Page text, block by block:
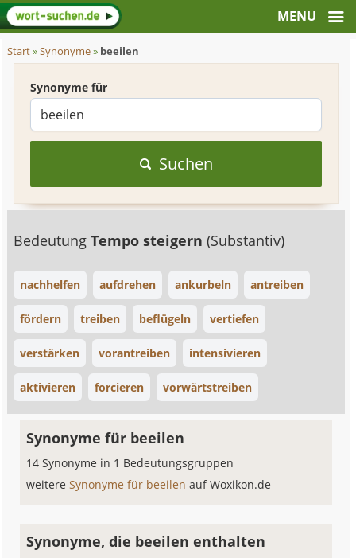
Start»Synonyme» beeilen
Synonyme für
Suchen
BedeutungTempo steigern(Substantiv)
nachhelfen aufdrehen ankurbeln antreiben
fördern treiben beflügeln vertiefen
verstärken vorantreiben intensivieren
aktivieren forcieren vorwärtstreiben
Synonyme für beeilen
14 Synonyme in 1 Bedeutungsgruppen
weitereSynonyme für beeilenauf Woxikon.de
Synonyme, die beeilen enthalten